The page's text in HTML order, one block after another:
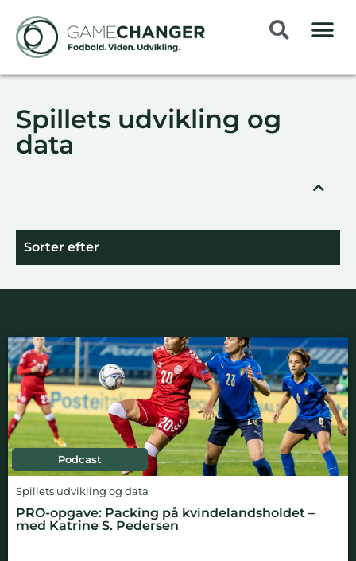
Spillets udvikling og
data
Sorter efter
Podcast
Spillets udvikling og data
PRO-opgave: Packing på kvindelandsholdet –
med Katrine S. Pedersen